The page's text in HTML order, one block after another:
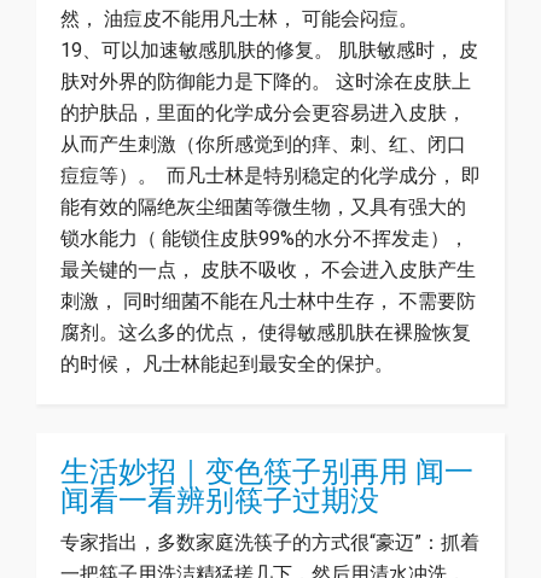
然， 油痘皮不能用凡士林， 可能会闷痘。
19、可以加速敏感肌肤的修复。 肌肤敏感时， 皮
肤对外界的防御能力是下降的。 这时涂在皮肤上
的护肤品，里面的化学成分会更容易进入皮肤，
从而产生刺激（你所感觉到的痒、刺、红、闭口
痘痘等）。 而凡士林是特别稳定的化学成分， 即
能有效的隔绝灰尘细菌等微生物，又具有强大的
锁水能力（ 能锁住皮肤99%的水分不挥发走），
最关键的一点， 皮肤不吸收， 不会进入皮肤产生
刺激， 同时细菌不能在凡士林中生存， 不需要防
腐剂。这么多的优点， 使得敏感肌肤在裸脸恢复
的时候， 凡士林能起到最安全的保护。
生活妙招｜变色筷子别再用 闻一
闻看一看辨别筷子过期没
专家指出，多数家庭洗筷子的方式很“豪迈”：抓着